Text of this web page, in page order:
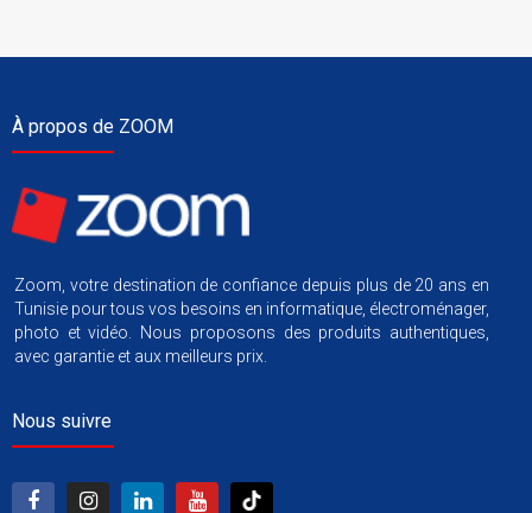
À propos de ZOOM
Zoom, votre destination de confiance depuis plus de 20 ans en
Tunisie pour tous vos besoins en informatique, électroménager,
photo et vidéo. Nous proposons des produits authentiques,
avec garantie et aux meilleurs prix.
Nous suivre